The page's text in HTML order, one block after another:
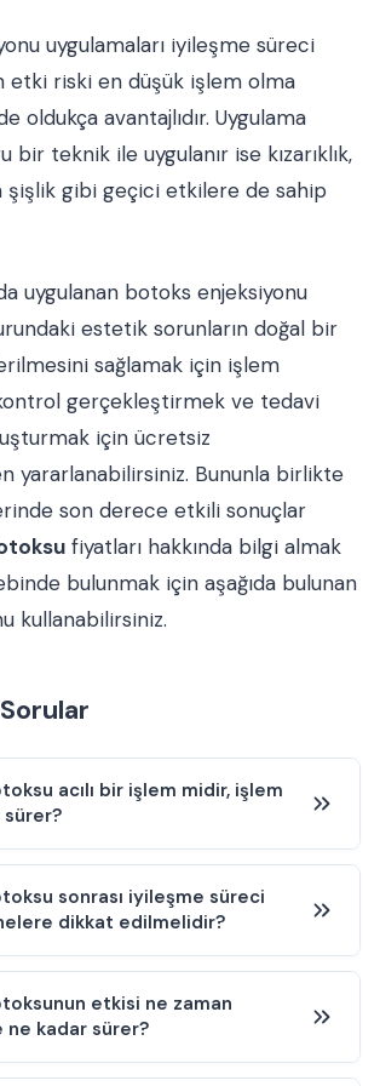
uygulamaları iyileşme süreci
etki riski en düşük işlem olma
oldukça avantajlıdır. Uygulama
bir teknik ile uygulanır ise kızarıklık,
şişlik gibi geçici etkilere de sahip
uygulanan botoks enjeksiyonu
estetik sorunların doğal bir
sağlamak için işlem
gerçekleştirmek ve tedavi
için ücretsiz
yararlanabilirsiniz. Bununla birlikte
son derece etkili sonuçlar
fiyatları hakkında bilgi almak
bulunmak için aşağıda bulunan
kullanabilirsiniz.
acılı bir işlem midir, işlem
sürer?
ince uçlu iğnelerle belirli kas gruplarına
oluşur. Ağrı algısı kişiden kişiye
iğne girişine bağlı rahatsızlığı azaltabilir.
kısa sürer ve çoğu kişide günlük yaşama
Uygulamanın güvenliği ve doğal
enjeksiyon noktalarının doğru
kişiye göre planlanması önemlidir.
sonrası iyileşme süreci
nelere dikkat edilmelidir?
genellikle belirgin bir iyileşme
kişi çoğu zaman aynı gün rutin
Bununla birlikte enjeksiyon
süreli kızarıklık, hassasiyet veya nadiren
etkisi ne zaman
ne kadar sürer?